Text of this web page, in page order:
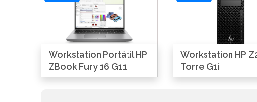
Workstation Portátil HP
ZBook Fury 16 G11
Workstation HP
Torre G1i